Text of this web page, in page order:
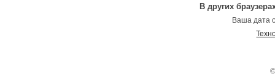
В других
Ваша дата